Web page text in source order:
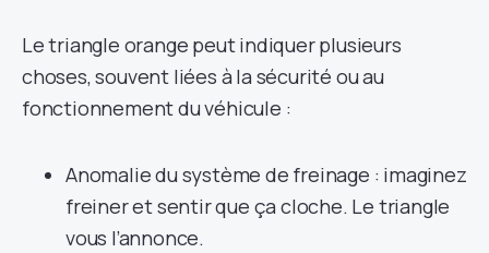
Le triangle orange peut indiquer plusieurs
choses, souvent liées à la sécurité ou au
fonctionnement du véhicule :
Anomalie du système de freinage : imaginez
freiner et sentir que ça cloche. Le triangle
vous l’annonce.